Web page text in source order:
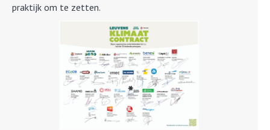
praktijk om te zetten.